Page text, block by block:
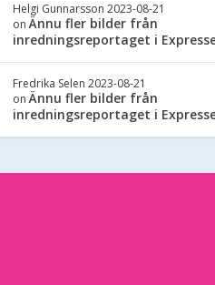
Helgi Gunnarsson 2023-08-21
onÄnnu fler bilder från
inredningsreportaget i
Fredrika Selen 2023-08-21
onÄnnu fler bilder från
inredningsreportaget i